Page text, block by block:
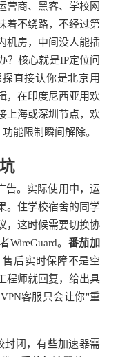
营商、黑客、学校网
着不绕路，不经过第
机房，中间没人能插
？核心就是IP定位问
直接认你是北京用
，在印度尼西亚用欢
上海或深圳节点，欢
能限制瞬间解除。
告。实际使用中，运
。住学校宿舍的同学
，这时候需要切换协
WireGuard。 番茄加
后实时保障不是空
程师就回复，给出具
客服只会让你"重
封闭，有些加速器需